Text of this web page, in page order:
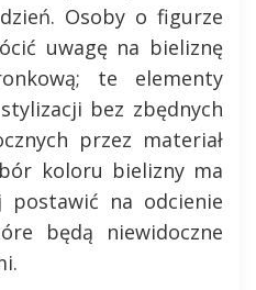
Osoby o figurze
uwagę na bieliznę
te elementy
bez zbędnych
przez materiał
koloru bielizny ma
postawić na odcienie
będą niewidoczne